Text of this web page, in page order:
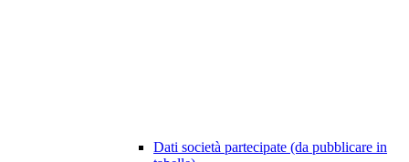
Dati società partecipate (da pubblicare in